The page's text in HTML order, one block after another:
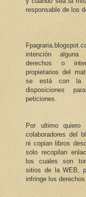
responsable de los
intención
derechos o
propietarios del
se está con la
disposiciones
peticiones.
Por ultimo quiero
colaboradores del
ni copian libros
solo recopilan
los cuales son
sitios de la WEB,
infringe los